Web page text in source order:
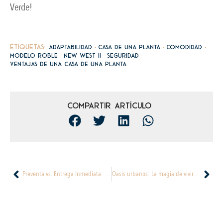
Verde!
Etiquetas: adaptabilidad - casa de una planta - comodidad -
Modelo Roble - New West II - Seguridad -
ventajas de una casa de una planta
Compartir artículo
Preventa vs. Entrega Inmediata: Siguiendo tu Brújula Inmobiliaria para la Decisión Correcta Oasis urbanos: La magia de vivir en el corazón de la ciudad